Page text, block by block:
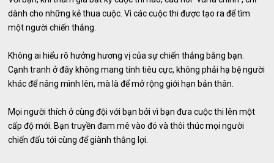
dành cho những kẻ thua cuộc. Vì các cuộc thi được tạo ra để tìm
một người chiến thắng.
Không ai hiểu rõ hưởng hương vị của sự chiến thắng bằng bạn.
Cạnh tranh ở đây không mang tính tiêu cực, không phải hạ bệ người
khác để nâng mình lên, mà là để mở rộng giới hạn bản thân.
Mọi người thích ở cùng đội với bạn bởi vì bạn đưa cuộc thi lên một
cấp độ mới. Bạn truyền đam mê vào đó và thôi thúc mọi người
chiến đấu tới cùng để giành thắng lợi.